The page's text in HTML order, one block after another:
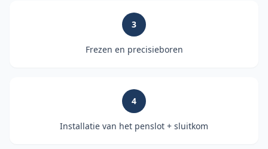
3
Frezen en precisieboren
4
Installatie van het penslot + sluitkom